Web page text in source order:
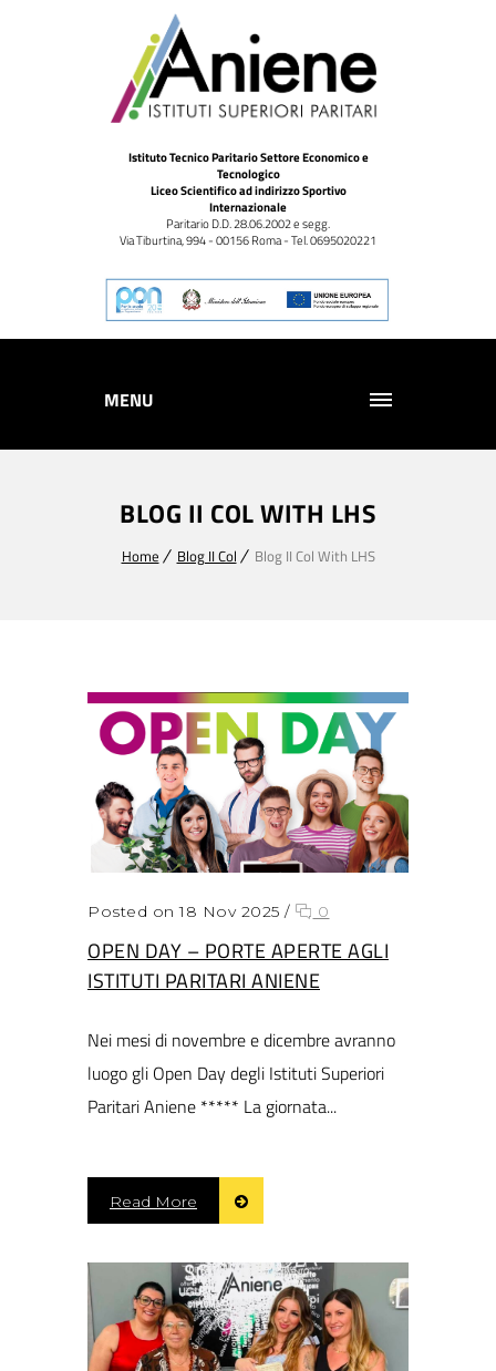
Istituto Tecnico Paritario Settore Economico e
Tecnologico
Liceo Scientifico ad indirizzo Sportivo
Internazionale
Paritario D.D. 28.06.2002 e segg.
Via Tiburtina, 994 - 00156 Roma - Tel. 0695020221
MENU
BLOG II COL WITH LHS
Home Blog II Col Blog II Col With LHS
Posted on 18 Nov 2025 / 0
OPEN DAY – PORTE APERTE AGLI
ISTITUTI PARITARI ANIENE
Nei mesi di novembre e dicembre avranno
luogo gli Open Day degli Istituti Superiori
Paritari Aniene ***** La giornata...
Read More